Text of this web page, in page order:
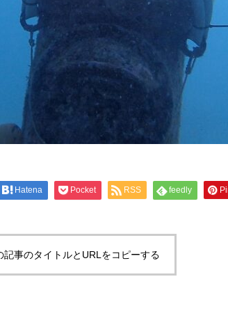
Hatena Pocket RSS feedly
記事のタイトルとURLをコピーする